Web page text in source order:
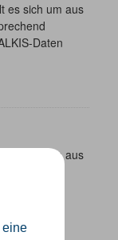
eine
es sich um aus
Daten
es sich um aus
Daten